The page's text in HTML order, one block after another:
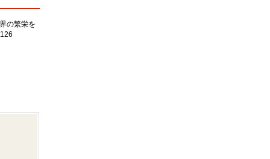
の繁栄を